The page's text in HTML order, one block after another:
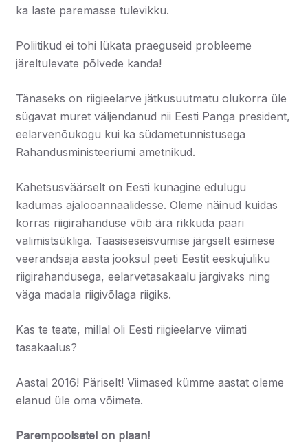
ka laste paremasse tulevikku.
Poliitikud ei tohi lükata praeguseid probleeme
järeltulevate põlvede kanda!
Tänaseks on riigieelarve jätkusuutmatu olukorra üle
sügavat muret väljendanud nii Eesti Panga president,
eelarvenõukogu kui ka südametunnistusega
Rahandusministeeriumi ametnikud.
Kahetsusväärselt on Eesti kunagine edulugu
kadumas ajalooannaalidesse. Oleme näinud kuidas
korras riigirahanduse võib ära rikkuda paari
valimistsükliga. Taasiseseisvumise järgselt esimese
veerandsaja aasta jooksul peeti Eestit eeskujuliku
riigirahandusega, eelarvetasakaalu järgivaks ning
väga madala riigivõlaga riigiks.
Kas te teate, millal oli Eesti riigieelarve viimati
tasakaalus?
Aastal 2016! Päriselt! Viimased kümme aastat oleme
elanud üle oma võimete.
Parempoolsetel on plaan!